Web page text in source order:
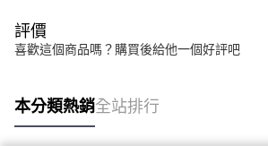
評價
喜歡這個商品嗎？購買後給他一個好評吧
本分類熱銷全站排行